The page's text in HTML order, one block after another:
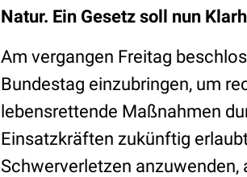
Natur. Ein Gesetz soll nun
Am vergangen Freitag
Bundestag einzubringen, um
lebensrettende Maßnahmen
Einsatzkräften zukünftig
Schwerverletzen